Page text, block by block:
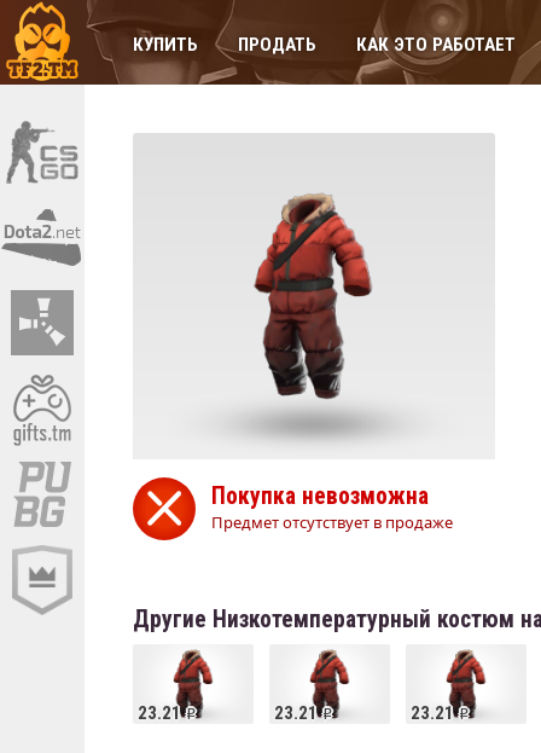
КУПИТЬ ПРОДАТЬ КАК ЭТО РАБОТАЕТ
Покупка невозможна
Предмет отсутствует в продаже
Другие Низкотемпературный костюм
23.21 23.21 23.21